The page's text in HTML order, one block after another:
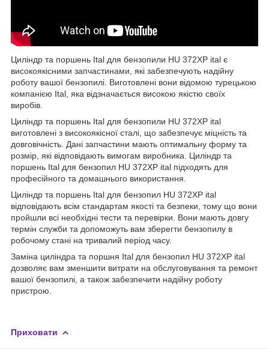
Циліндр та поршень Ital для бензопили HU 372XP ital є
високоякісними запчастинами, які забезпечують надійну
роботу вашої бензопилі. Виготовлені вони відомою турецькою
компанією Ital, яка відзначається високою якістю своїх
виробів.
Циліндр та поршень Ital для бензопили HU 372XP ital
виготовлені з високоякісної сталі, що забезпечує міцність та
довговічність. Дані запчастини мають оптимальну форму та
розмір, які відповідають вимогам виробника. Циліндр та
поршень Ital для бензопил HU 372XP ital підходять для
професійного та домашнього використання.
Циліндр та поршень Ital для бензопил HU 372XP ital
відповідають всім стандартам якості та безпеки, тому що вони
пройшли всі необхідні тести та перевірки. Вони мають довгу
термін служби та допоможуть вам зберегти бензопилу в
робочому стані на тривалий період часу.
Заміна циліндра та поршня Ital для бензопил HU 372XP ital
дозволяє вам зменшити витрати на обслуговування та ремонт
вашої бензопилі, а також забезпечити надійну роботу
пристрою.
Приховати